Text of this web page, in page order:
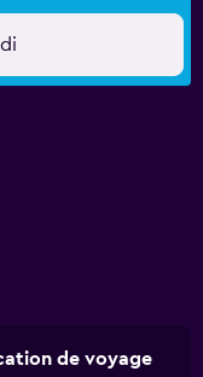
de voyage